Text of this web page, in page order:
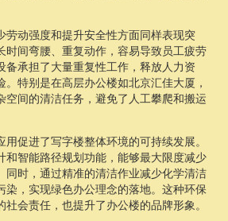
劳动强度和提升安全性方面同样表现突
时间弯腰、重复动作，容易导致员工疲劳
备承担了大量重复性工作，释放人力资
特别是在高层办公楼如北京汇佳大厦，
空间的清洁任务，避免了人工攀爬和搬运
促进了写字楼整体环境的可持续发展。
和智能路径规划功能，能够最大限度减少
同时，通过精准的清洁作业减少化学清洁
染，实现绿色办公理念的落地。这种环保
会责任，也提升了办公楼的品牌形象。